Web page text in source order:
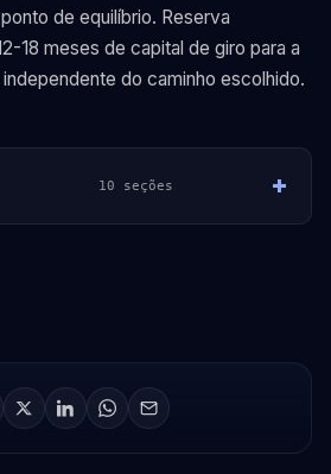
de equilíbrio. Reserva
18 meses de capital de giro para a
do caminho escolhido.
10 seções